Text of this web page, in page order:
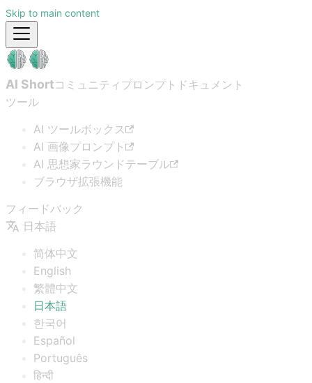
Skip to main content
AI Short コミュニティプロンプト ドキュメント
ツール
AI ツールボックス
AI 画像プロンプト
AI 思想家ラウンドテーブル
ブラウザ拡張機能
フィードバック
日本語
简体中文
English
繁體中文
日本語
한국어
Español
Português
हिन्दी